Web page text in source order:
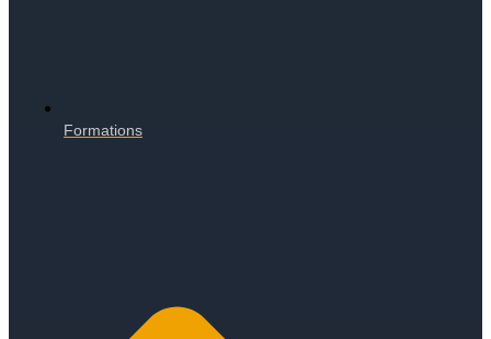
Formations